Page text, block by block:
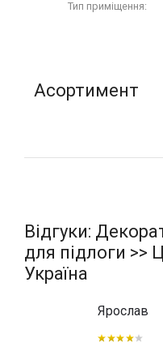
Тип приміщення:
Асортимент
Відгуки:
для підлоги >>
Україна
Ярослав